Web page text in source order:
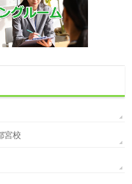
宮校